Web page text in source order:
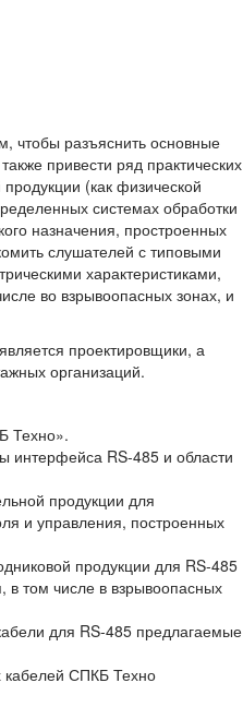
чтобы разъяснить основные
привести ряд практических
(как физической
системах обработки
назначения, простроенных
слушателей с типовыми
характеристиками,
во взрывоопасных зонах, и
проектировщики, а
организаций.
Техно».
интерфейса RS-485 и области
продукции для
и управления, построенных
продукции для RS-485
в том числе в взрывоопасных
для RS-485 предлагаемые
СПКБ Техно